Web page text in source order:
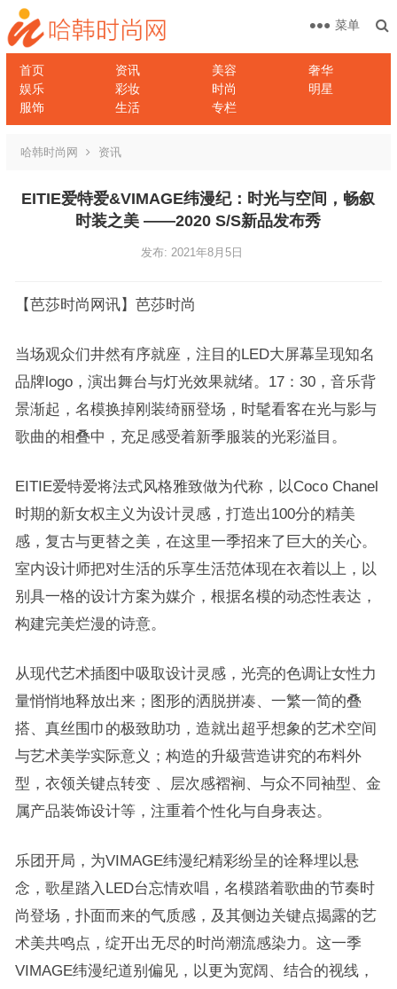
首页 资讯 美容
奢华
娱乐
彩妆 时尚
明星
服饰
生活 专栏
菜单
哈韩时尚网 资讯
EITIE爱特爱&VIMAGE纬漫纪：时光与空间，畅叙
时装之美 ——2020 S/S新品发布秀
发布: 2021年8月5日
【芭莎时尚网讯】芭莎时尚
当场观众们井然有序就座，注目的LED大屏幕呈现知名
品牌logo，演出舞台与灯光效果就绪。17：30，音乐背
景渐起，名模换掉刚装绮丽登场，时髦看客在光与影与
歌曲的相叠中，充足感受着新季服装的光彩溢目。
EITIE爱特爱将法式风格雅致做为代称，以Coco Chanel
时期的新女权主义为设计灵感，打造出100分的精美
感，复古与更替之美，在这里一季招来了巨大的关心。
室内设计师把对生活的乐享生活范体现在衣着以上，以
别具一格的设计方案为媒介，根据名模的动态性表达，
构建完美烂漫的诗意。
从现代艺术插图中吸取设计灵感，光亮的色调让女性力
量悄悄地释放出来；图形的洒脱拼凑、一繁一简的叠
搭、真丝围巾的极致助功，造就出超乎想象的艺术空间
与艺术美学实际意义；构造的升級营造讲究的布料外
型，衣领关键点转变 、层次感褶裥、与众不同袖型、金
属产品装饰设计等，注重着个性化与自身表达。
乐团开局，为VIMAGE纬漫纪精彩纷呈的诠释埋以悬
念，歌星踏入LED台忘情欢唱，名模踏着歌曲的节奏时
尚登场，扑面而来的气质感，及其侧边关键点揭露的艺
术美共鸣点，绽开出无尽的时尚潮流感染力。这一季
VIMAGE纬漫纪道别偏见，以更为宽阔、结合的视线，